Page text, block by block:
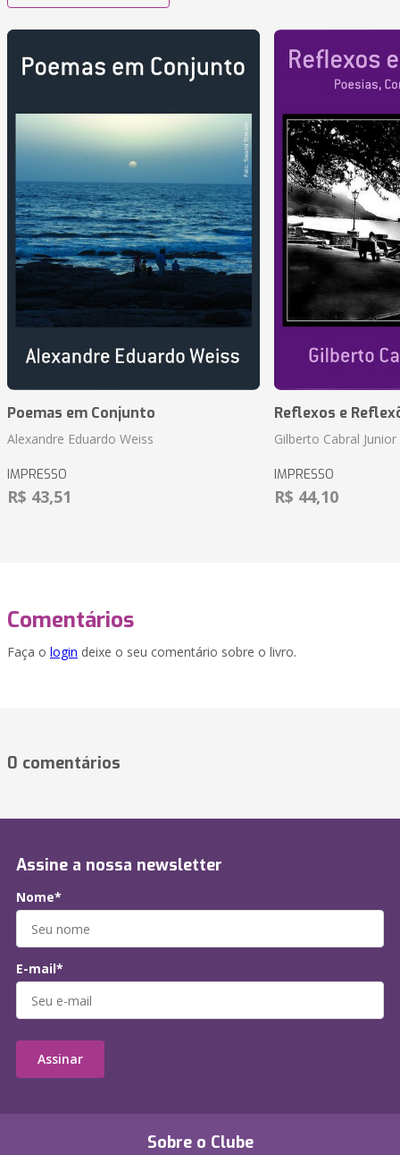
Poemas em Conjunto
Alexandre Eduardo Weiss
IMPRESSO
R$ 43,51
Reflexos e
Gilberto Cabral Junior
IMPRESSO
R$ 44,10
Comentários
Faça o login deixe o seu comentário sobre o livro.
0 comentários
Sobre o Clube
Assine a nossa newsletter
Nome*
E-mail*
Assinar